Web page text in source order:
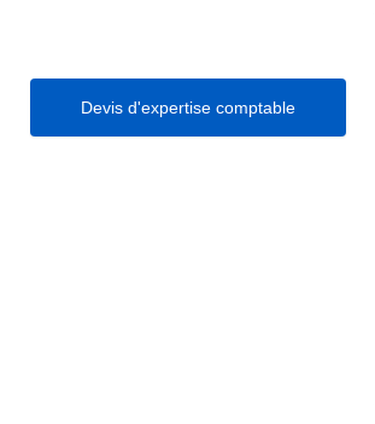
Devis d'expertise comptable